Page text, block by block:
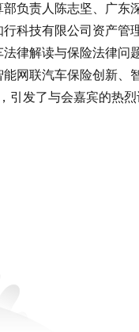
负责人陈志坚、广东
科技有限公司资产管
律解读与保险法律问
网联汽车保险创新、
引发了与会嘉宾的热烈